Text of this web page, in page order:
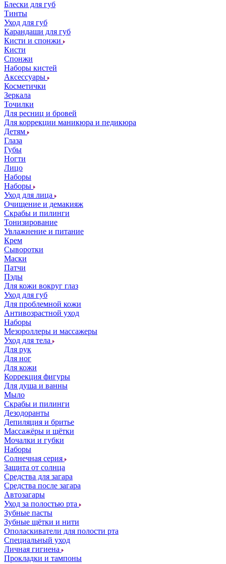
Блески для губ
Тинты
Уход для губ
Карандаши для губ
Кисти и спонжи
Кисти
Спонжи
Наборы кистей
Аксессуары
Косметички
Зеркала
Точилки
Для ресниц и бровей
Для коррекции маникюра и педикюра
Детям
Глаза
Губы
Ногти
Лицо
Наборы
Наборы
Уход для лица
Очищение и демакияж
Скрабы и пилинги
Тонизирование
Увлажнение и питание
Крем
Сыворотки
Маски
Патчи
Пэды
Для кожи вокруг глаз
Уход для губ
Для проблемной кожи
Антивозрастной уход
Наборы
Мезороллеры и массажеры
Уход для тела
Для рук
Для ног
Для кожи
Коррекция фигуры
Для душа и ванны
Мыло
Скрабы и пилинги
Дезодоранты
Депиляция и бритье
Массажёры и щётки
Мочалки и губки
Наборы
Солнечная серия
Защита от солнца
Средства для загара
Средства после загара
Автозагары
Уход за полостью рта
Зубные пасты
Зубные щётки и нити
Ополаскиватели для полости рта
Специальный уход
Личная гигиена
Прокладки и тампоны